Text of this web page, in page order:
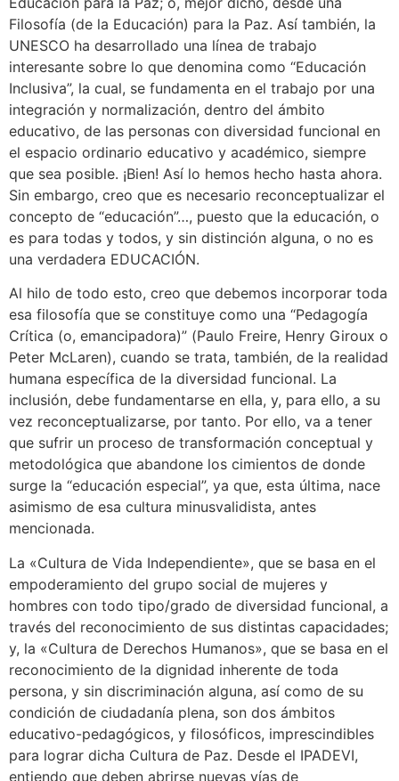
Filosofía (de la Educación) para la Paz. Así también, la
UNESCO ha desarrollado una línea de trabajo
interesante sobre lo que denomina como “Educación
Inclusiva”, la cual, se fundamenta en el trabajo por una
integración y normalización, dentro del ámbito
educativo, de las personas con diversidad funcional en
el espacio ordinario educativo y académico, siempre
que sea posible. ¡Bien! Así lo hemos hecho hasta ahora.
Sin embargo, creo que es necesario reconceptualizar el
concepto de “educación”…, puesto que la educación, o
es para todas y todos, y sin distinción alguna, o no es
una verdadera EDUCACIÓN.
Al hilo de todo esto, creo que debemos incorporar toda
esa filosofía que se constituye como una “Pedagogía
Crítica (o, emancipadora)” (Paulo Freire, Henry Giroux o
Peter McLaren), cuando se trata, también, de la realidad
humana específica de la diversidad funcional. La
inclusión, debe fundamentarse en ella, y, para ello, a su
vez reconceptualizarse, por tanto. Por ello, va a tener
que sufrir un proceso de transformación conceptual y
metodológica que abandone los cimientos de donde
surge la “educación especial”, ya que, esta última, nace
asimismo de esa cultura minusvalidista, antes
mencionada.
La «Cultura de Vida Independiente», que se basa en el
empoderamiento del grupo social de mujeres y
hombres con todo tipo/grado de diversidad funcional, a
través del reconocimiento de sus distintas capacidades;
y, la «Cultura de Derechos Humanos», que se basa en el
reconocimiento de la dignidad inherente de toda
persona, y sin discriminación alguna, así como de su
condición de ciudadanía plena, son dos ámbitos
educativo-pedagógicos, y filosóficos, imprescindibles
para lograr dicha Cultura de Paz. Desde el IPADEVI,
entiendo que deben abrirse nuevas vías de